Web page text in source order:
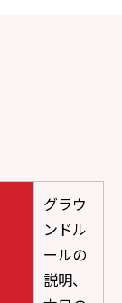
グラウ
ンドル
ールの
説明、